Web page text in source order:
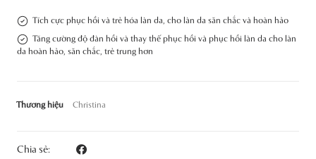
Tích cực phục hồi và trẻ hóa làn da, cho làn da săn chắc và hoàn hảo
Tăng cường độ đàn hồi và thay thế phục hồi và phục hồi làn da cho làn
da hoàn hảo, săn chắc, trẻ trung hơn
Thương hiệu Christina
Chia sẻ: